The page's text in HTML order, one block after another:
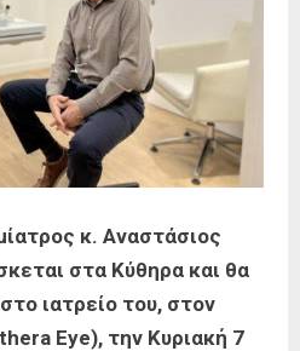
κ. Αναστάσιος
στα Κύθηρα και θα
ιατρείο του, στον
Eye), την Κυριακή 7